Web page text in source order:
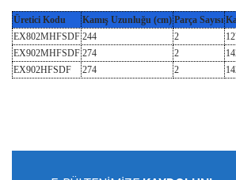
Üretici Kodu Kamış Uzunluğu (cm) Parça Sayısı
EX802MHFSDF 244 2
EX902MHFSDF 274 2
EX902HFSDF
274 2